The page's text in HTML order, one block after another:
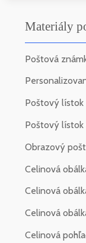
Materiály
Poštová
Poštový
Poštový lístok
Obrazový
Celinová
Celinová
Celinová
Celinová